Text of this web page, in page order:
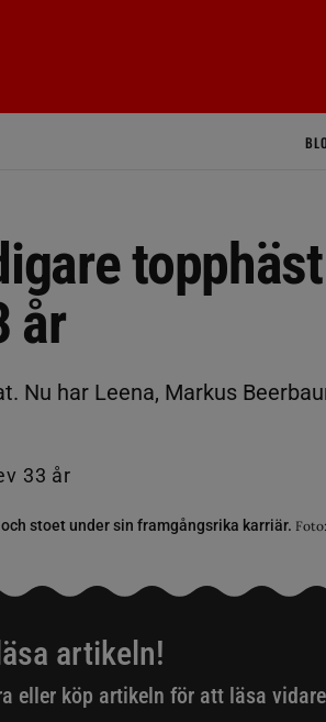
topphäst
år
Nu har Leena, Markus
stoet under sin framgångsrika karriär. Foto:
artikeln!
eller köp artikeln för att läsa